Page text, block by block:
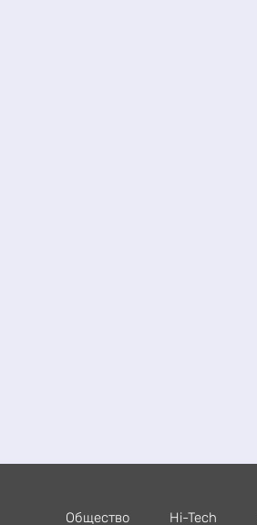
Общество Hi-Tech